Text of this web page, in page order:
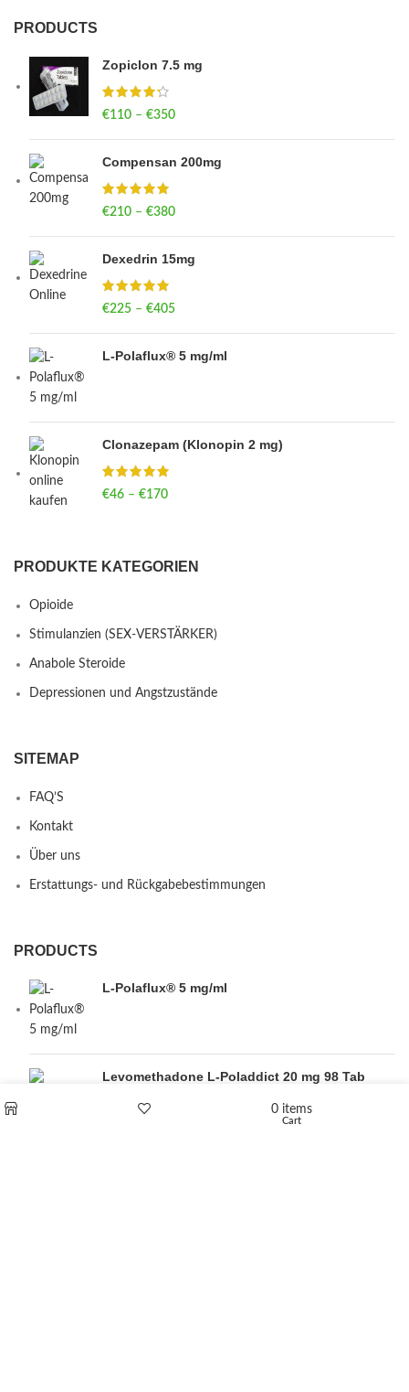
PRODUCTS
Zopiclon 7.5 mg
€110 – €350
Compensan 200mg
€210 – €380
Dexedrin 15mg
€225 – €405
L-Polaflux® 5 mg/ml
Clonazepam (Klonopin 2 mg)
€46 – €170
PRODUKTE KATEGORIEN
Opioide
Stimulanzien (SEX-VERSTÄRKER)
Anabole Steroide
Depressionen und Angstzustände
SITEMAP
FAQ’S
Kontakt
Über uns
Erstattungs- und Rückgabebestimmungen
PRODUCTS
L-Polaflux® 5 mg/ml
Levomethadone L-Poladdict 20 mg 98 Tab
0 items
Cart